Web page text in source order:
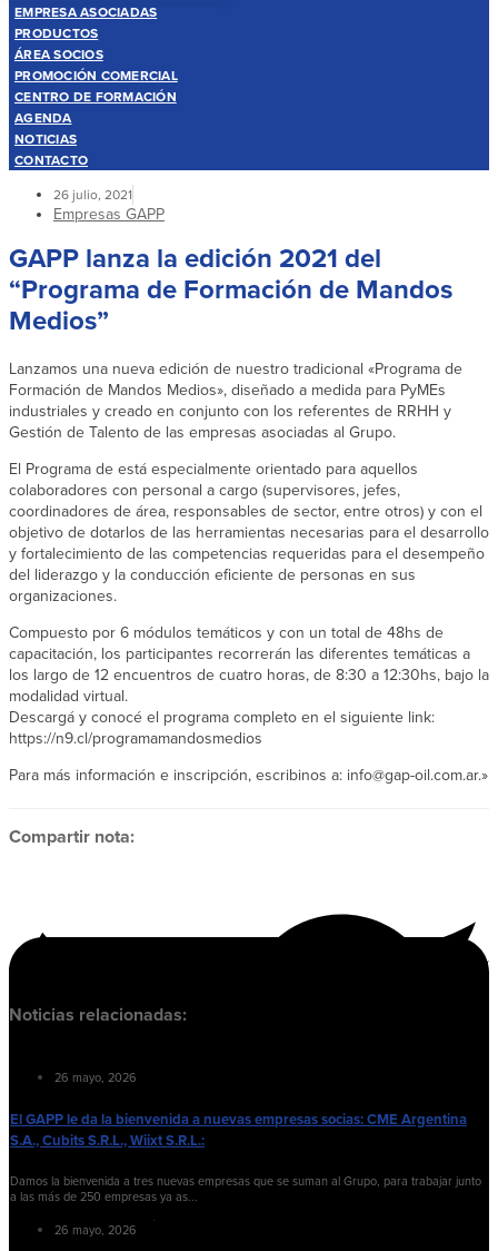
EMPRESA ASOCIADAS
PRODUCTOS
ÁREA SOCIOS
PROMOCIÓN COMERCIAL
CENTRO DE FORMACIÓN
AGENDA
NOTICIAS
CONTACTO
26 julio, 2021
Empresas GAPP
GAPP lanza la edición 2021 del
“Programa de Formación de Mandos
Medios”
Lanzamos una nueva edición de nuestro tradicional «Programa de
Formación de Mandos Medios», diseñado a medida para PyMEs
industriales y creado en conjunto con los referentes de RRHH y
Gestión de Talento de las empresas asociadas al Grupo.
El Programa de está especialmente orientado para aquellos
colaboradores con personal a cargo (supervisores, jefes,
coordinadores de área, responsables de sector, entre otros) y con el
objetivo de dotarlos de las herramientas necesarias para el desarrollo
y fortalecimiento de las competencias requeridas para el desempeño
del liderazgo y la conducción eficiente de personas en sus
organizaciones.
Compuesto por 6 módulos temáticos y con un total de 48hs de
capacitación, los participantes recorrerán las diferentes temáticas a
los largo de 12 encuentros de cuatro horas, de 8:30 a 12:30hs, bajo la
modalidad virtual.
Descargá y conocé el programa completo en el siguiente link:
https://n9.cl/programamandosmedios
Para más información e inscripción, escribinos a: info@gap-oil.com.ar.»
Compartir nota:
Noticias relacionadas:
26 mayo, 2026
El GAPP le da la bienvenida a nuevas empresas socias: CME Argentina
S.A., Cubits S.R.L., Wiixt S.R.L.:
Damos la bienvenida a tres nuevas empresas que se suman al Grupo, para trabajar junto
a las más de 250 empresas ya as...
26 mayo, 2026